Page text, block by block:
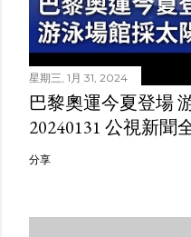
星期三, 1月 31, 2024
巴黎奧運今夏登場
20240131 公視新聞
分享